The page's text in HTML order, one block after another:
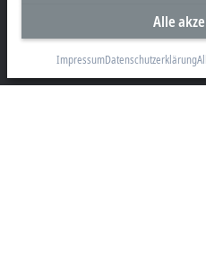
Unternehmenszentrale
Beckhoff Automation GmbH & Co.
Hülshorstweg 20
Alle
ImpressumDatenschutzerklärung